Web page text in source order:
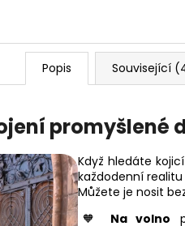
Popis Související
promyšlené
Když hledáte
každodenní
Můžete je nosit
Na volno